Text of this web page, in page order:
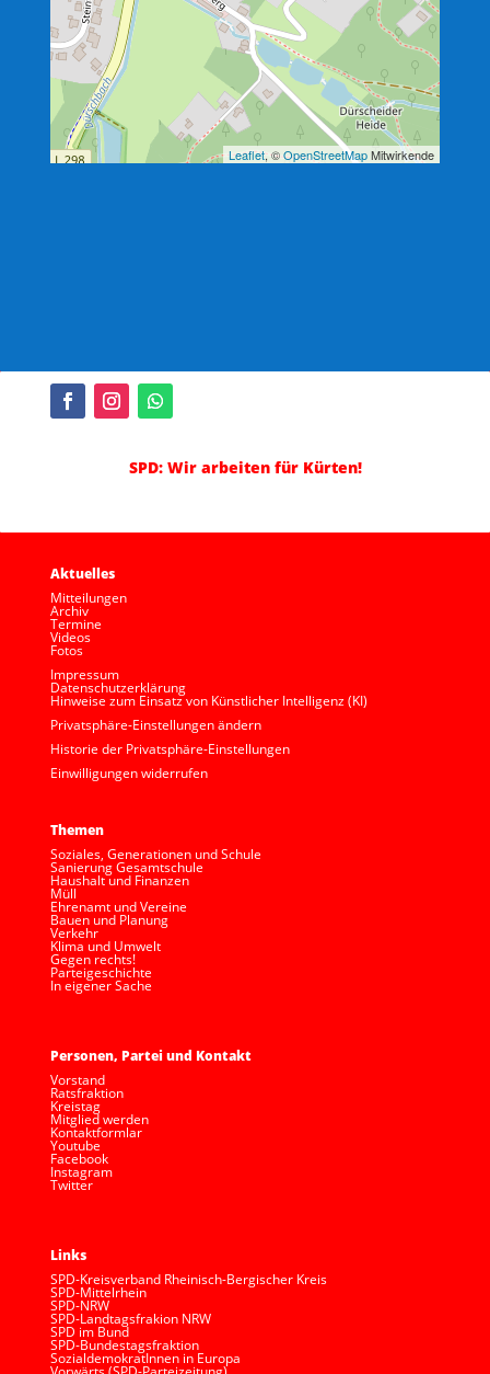
Leaflet, ©OpenStreetMapMitwirkende
SPD: Wir arbeiten für Kürten!
Aktuelles
Mitteilungen
Archiv
Termine
Videos
Fotos
Impressum
Datenschutzerklärung
Hinweise zum Einsatz von Künstlicher Intelligenz (KI)
Privatsphäre-Einstellungen ändern
Historie der Privatsphäre-Einstellungen
Einwilligungen widerrufen
Themen
Soziales, Generationen und Schule
Sanierung Gesamtschule
Haushalt und Finanzen
Müll
Ehrenamt und Vereine
Bauen und Planung
Verkehr
Klima und Umwelt
Gegen rechts!
Parteigeschichte
In eigener Sache
Personen, Partei und Kontakt
Vorstand
Ratsfraktion
Kreistag
Mitglied werden
Kontaktformlar
Youtube
Facebook
Instagram
Twitter
Links
SPD-Kreisverband Rheinisch-Bergischer Kreis
SPD-Mittelrhein
SPD-NRW
SPD-Landtagsfrakion NRW
SPD im Bund
SPD-Bundestagsfraktion
SozialdemokratInnen in Europa